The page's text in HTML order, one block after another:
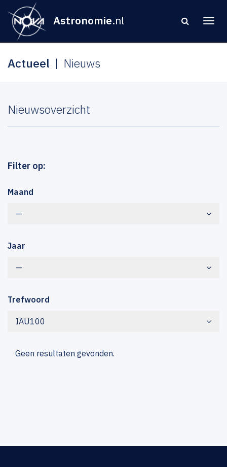
Astronomie.nl
Actueel Nieuws
Nieuwsoverzicht
Filter op:
Maand
—
Jaar
—
Trefwoord
IAU100
Geen resultaten gevonden.